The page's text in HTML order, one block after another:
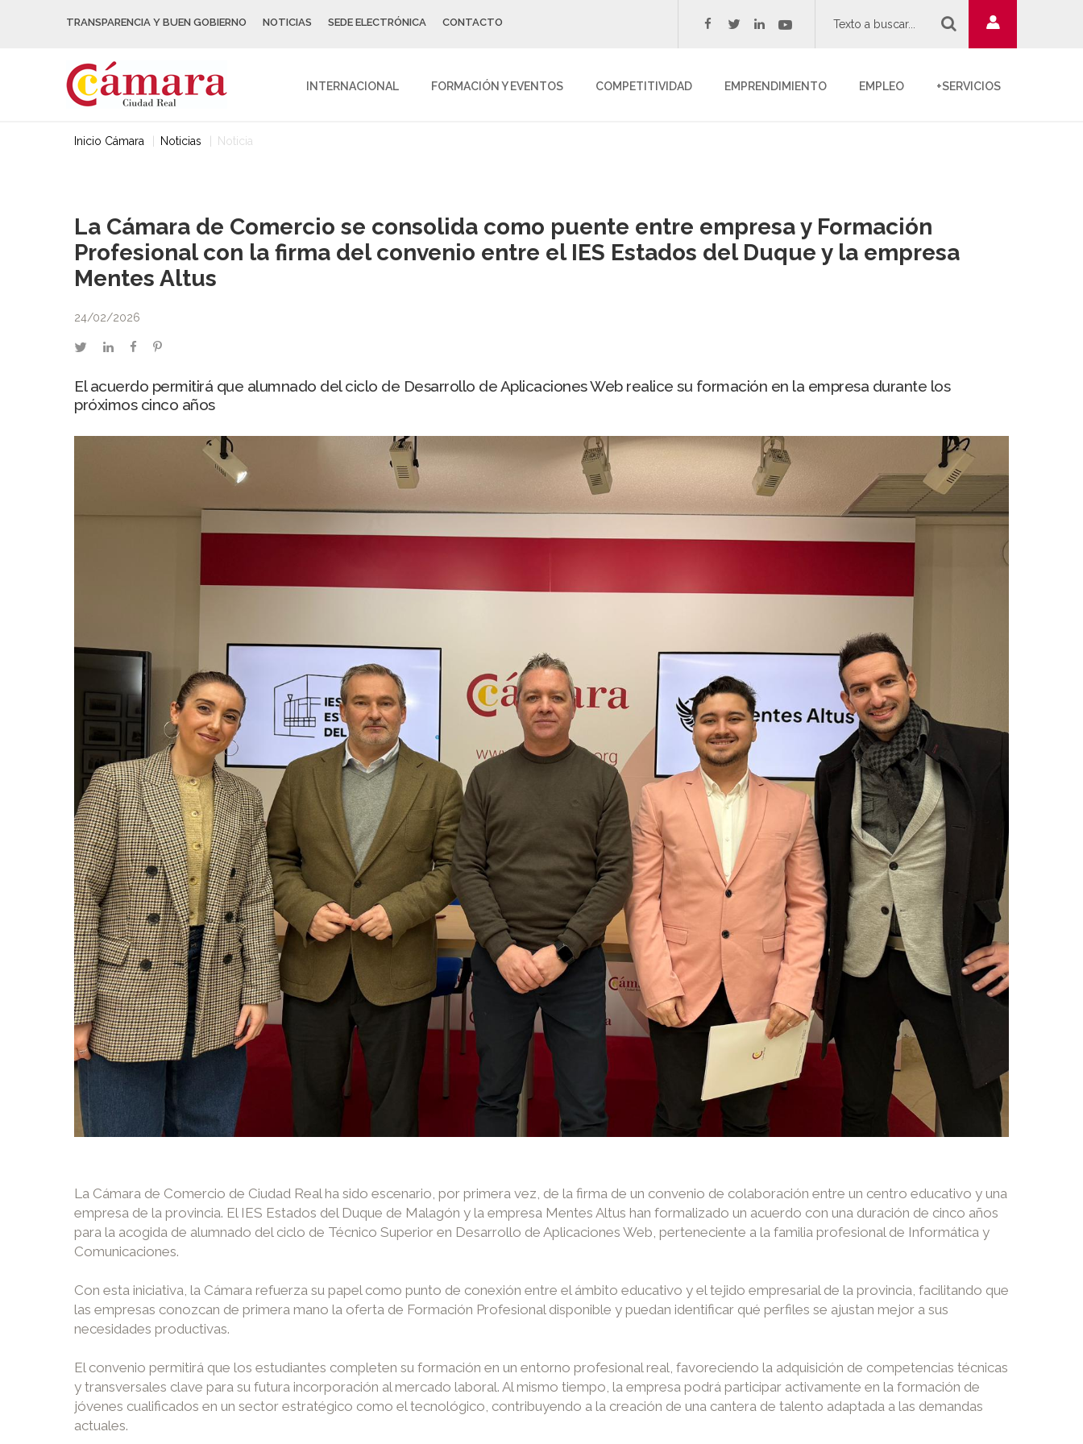
TRANSPARENCIA Y BUEN GOBIERNO NOTICIAS SEDE ELECTRÓNICA CONTACTO facebook
twitterlinkedinyoutube
INTERNACIONAL FORMACIÓN Y EVENTOS COMPETITIVIDAD EMPRENDIMIENTO EMPLEO +SERVICIOS
Inicio Cámara Noticias Noticia
La Cámara de Comercio se consolida como puente entre empresa y Formación
Profesional con la firma del convenio entre el IES Estados del Duque y la empresa
Mentes Altus
24/02/2026
twitterlinkedinfacebookpinterest
El acuerdo permitirá que alumnado del ciclo de Desarrollo de Aplicaciones Web realice su formación en la empresa durante los
próximos cinco años
La Cámara de Comercio de Ciudad Real ha sido escenario, por primera vez, de la firma de un convenio de colaboración entre un centro educativo y una
empresa de la provincia. El IES Estados del Duque de Malagón y la empresa Mentes Altus han formalizado un acuerdo con una duración de cinco años
para la acogida de alumnado del ciclo de Técnico Superior en Desarrollo de Aplicaciones Web, perteneciente a la familia profesional de Informática y
Comunicaciones.
Con esta iniciativa, la Cámara refuerza su papel como punto de conexión entre el ámbito educativo y el tejido empresarial de la provincia, facilitando que
las empresas conozcan de primera mano la oferta de Formación Profesional disponible y puedan identificar qué perfiles se ajustan mejor a sus
necesidades productivas.
El convenio permitirá que los estudiantes completen su formación en un entorno profesional real, favoreciendo la adquisición de competencias técnicas
y transversales clave para su futura incorporación al mercado laboral. Al mismo tiempo, la empresa podrá participar activamente en la formación de
jóvenes cualificados en un sector estratégico como el tecnológico, contribuyendo a la creación de una cantera de talento adaptada a las demandas
actuales.